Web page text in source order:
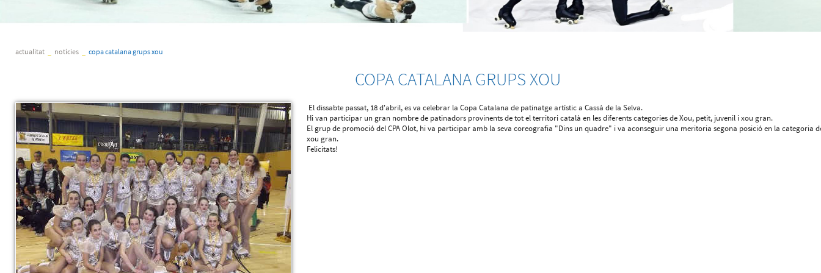
actualitat notícies copa catalana grups xou
COPA CATALANA GRUPS XOU
El dissabte passat, 18 d'abril, es va celebrar la Copa Catalana de patinatge artístic a Cassà de la Selva.
Hi van participar un gran nombre de patinadors provinents de tot el territori català en les diferents categories de Xou, petit, juvenil i xou gran.
El grup de promoció del CPA Olot, hi va participar amb la seva coreografia "Dins un quadre" i va aconseguir una meritoria segona posició en la categoria
xou gran.
Felicitats!